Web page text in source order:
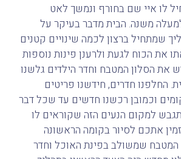
לו איי שם בחורף ונמשך לאט
משנה. הבית מדבר בעיקר על
שמתחיל ברצון לכמה שינויים קטנים
את הכוח לגעת ולרענן פינות נוספות
את הסלון המטבח וחדר הילדים גלשנו
החלפנו חדרים, חידשנו פריטים
וכמובן רכשנו חדשים עד שכל דבר
למקום הנעים הזה שקוראים לו
אתכם לסיור בקומה הראשונה
המטבח שמשולב בפינת האוכל וחדר